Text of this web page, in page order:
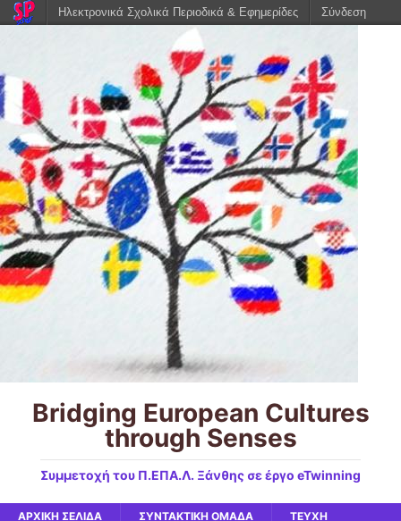
Bridging European Cultures
through Senses
Συμμετοχή του Π.ΕΠΑ.Λ. Ξάνθης σε έργο eTwinning
ΑΡΧΙΚΉ ΣΕΛΊΔΑ ΣΥΝΤΑΚΤΙΚΗ ΟΜΑΔΑ
ΤΕΥΧΗ
Ηλεκτρονικά Σχολικά Περιοδικά & Εφημερίδες Σύνδεση